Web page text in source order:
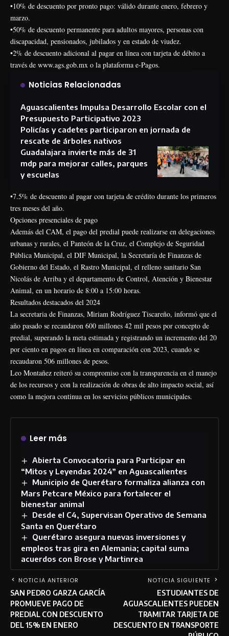
•10% de descuento por pronto pago: válido durante enero, febrero y
marzo.
•50% de descuento permanente para adultos mayores, personas con
discapacidad, pensionados, jubilados y en estado de viudez.
•2% de descuento adicional al pagar en línea con tarjeta de débito a
través de www.ags.gob.mx o la plataforma e-Pagos.
Noticias Relacionadas
Aguascalientes Impulsa Desarrollo Escolar con el
Presupuesto Participativo 2023
Policías y cadetes participaron en jornada de
rescate de árboles nativos
Guadalajara invierte más de 31
mdp para mejorar calles, parques
y escuelas
•7.5% de descuento al pagar con tarjeta de crédito durante los primeros
tres meses del año.
Opciones presenciales de pago
Además del CAM, el pago del predial puede realizarse en delegaciones
urbanas y rurales, el Panteón de la Cruz, el Complejo de Seguridad
Pública Municipal, el DIF Municipal, la Secretaría de Finanzas de
Gobierno del Estado, el Rastro Municipal, el relleno sanitario San
Nicolás de Arriba y el departamento de Control, Atención y Bienestar
Animal, en un horario de 8:00 a 15:00 horas.
Resultados destacados del 2024
La secretaria de Finanzas, Miriam Rodríguez Tiscareño, informó que el
año pasado se recaudaron 600 millones 42 mil pesos por concepto de
predial, superando la meta estimada y registrando un incremento del 20
por ciento en pagos en línea en comparación con 2023, cuando se
recaudaron 506 millones de pesos.
Leo Montañez reiteró su compromiso con la transparencia en el manejo
de los recursos y con la realización de obras de alto impacto social, así
como la mejora continua en los servicios públicos municipales.
Leer más
Abierta Convocatoria para Participar en
“Mitos y Leyendas 2024” en Aguascalientes
Municipio de Querétaro formaliza alianza con
Mars Petcare México para fortalecer el
bienestar animal
Desde el C4, Supervisan Operativo de Semana
Santa en Querétaro
Querétaro asegura nuevas inversiones y
empleos tras gira en Alemania; capital suma
acuerdos con Brose y Martinrea
NOTICIA ANTERIOR
SAN PEDRO GARZA GARCÍA
PROMUEVE PAGO DE
PREDIAL CON DESCUENTO
DEL 15% EN ENERO
NOTICIA SIGUIENTE
ESTUDIANTES DE
AGUASCALIENTES PUEDEN
TRAMITAR TARJETA DE
DESCUENTO EN TRANSPORTE